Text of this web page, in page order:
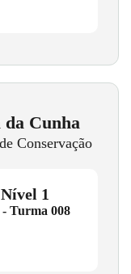
da Cunha
Conservação
1
Turma 008